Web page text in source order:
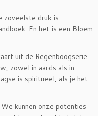
zoveelste druk is
En het is een Bloem
uit de Regenboogserie.
zowel in aards als in
is spiritueel, als je het
kunnen onze potenties